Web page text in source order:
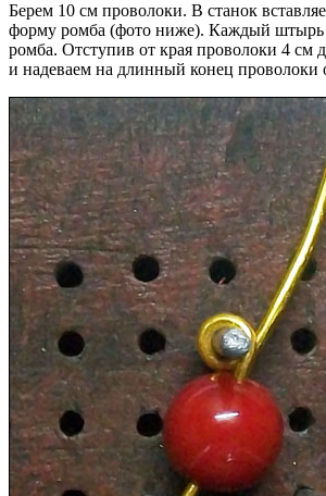
Берем 10 см проволоки. В станок
форму ромба (фото ниже). Каждый штырь
ромба. Отступив от края проволоки 4 см
и надеваем на длинный конец проволоки